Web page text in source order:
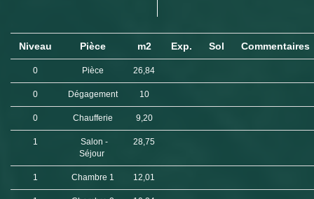
Niveau Pièce m2 Exp. Sol Commentaires
0 Pièce 26,84
0 Dégagement 10
0 Chaufferie 9,20
1
Salon -
Séjour
28,75
1 Chambre 1 12,01